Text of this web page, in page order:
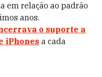
em relação ao padrão
anos.
o suporte a
iPhones a cada